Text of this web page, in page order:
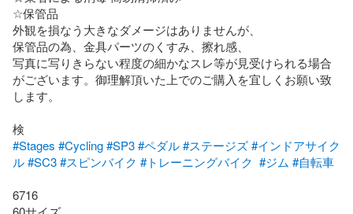
☆保管品
外観を損なう大きなダメージはありませんが、
保管品の為、金具パーツのくすみ、擦れ感、
写真に写りきらない程度の細かなスレ等が見受けられる場合
がございます。御理解頂いた上でのご購入を宜しくお願い致
します。
#Stages #Cycling#SP3#ペダル#ステージズ#インドアサイク
ル#SC3#スピンバイク #トレーニングバイク #ジム #自転車
6716